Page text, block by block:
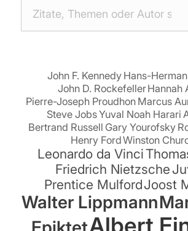
John F. Kennedy Hans-
John D. RockefellerHannah
Pierre-Joseph Proudhon Marcus
Steve JobsYuval Noah Harari
Bertrand Russell Gary Yourofsky
Henry FordWinston
Leonardo da Vinci
Friedrich Nietzsche
Prentice MulfordJoost
Walter Lippmann
Albert